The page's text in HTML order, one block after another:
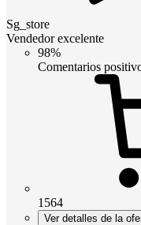
Sg_store
Vendedor excelente
98%
Comentarios
1564
Ver detalles de la